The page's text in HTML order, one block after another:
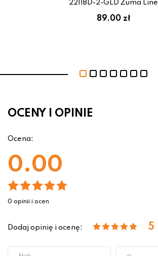
2211BD-2-GLD Zuma Line
89.00 zł
OCENY I OPINIE
Ocena:
0.00
0 opinii i ocen
Dodaj opinię i ocenę: 5